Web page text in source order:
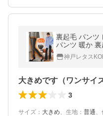
裏起毛 パンツ
パンツ 暖か 裏
M1720
神戸レタス
大きめです（ワンサイ
3
サイズ ： 大きめ、 生地 ： 普通、